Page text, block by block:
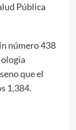
Pública
número 438
que el
1,384.